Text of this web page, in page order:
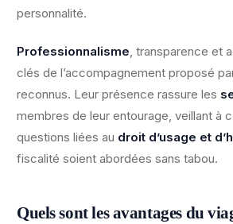
personnalité.
Professionnalisme, transparence et
clés de l’accompagnement proposé
reconnus. Leur présence rassure les
membres de leur entourage, veillant à
questions liées au droit d’usage et
fiscalité soient abordées sans tabou.
Quels sont les avantages du